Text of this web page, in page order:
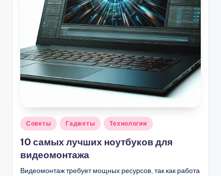
Опубликовано
Советы Гаджеты Технологии
10 самых лучших ноутбуков для
видеомонтажа
Видеомонтаж требует мощных ресурсов, так как работа